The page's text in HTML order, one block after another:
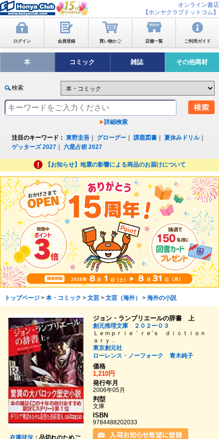
オンライン書店
【ホンヤクラブドットコム】
ログイン 会員登録 買い物かご 店舗一覧 ご利用ガイド
本 コミック 雑誌 その他商材
検索
詳細検索
注目のキーワード： 東野圭吾 グローグー ｜課題図書 ｜夏休みドリル｜
ゲッターズ 2027 ｜六星占術 2027
【お知らせ】地震の影響による商品のお届けについて
トップページ> 本・コミック > 文芸> 文芸（海外） > 海外の小説
在庫状況：品切れのためご
ジョン・ランプリエールの辞書 上
創元推理文庫 ２０２ー０３
Ｌｅｍｐｒｉｅ｀ｒｅ’ｓ ｄｉｃｔｉｏｎ
ａｒｙ．
東京創元社
ローレンス・ノーフォーク
青木純子
価格
1,210円
発行年月
2006年05月
判型
文庫
ISBN
9784488202033